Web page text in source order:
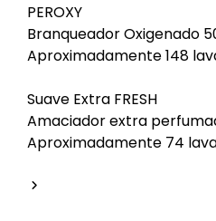
PEROXY
Branqueador Oxigenado
Aproximadamente 148
Suave Extra FRESH
Amaciador extra
Aproximadamente 74